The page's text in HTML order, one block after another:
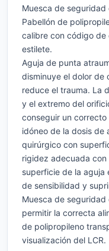
Muesca de seguridad
Pabellón de
calibre con código de
estilete.
Aguja de punta
disminuye el dolor de
reduce el trauma. La
y el extremo del
conseguir un
idóneo de la dosis de
quirúrgico con
rigidez adecuada con
superficie de la aguja
de sensibilidad y
Muesca de
permitir la correcta
de polipropileno
visualización del LCR.